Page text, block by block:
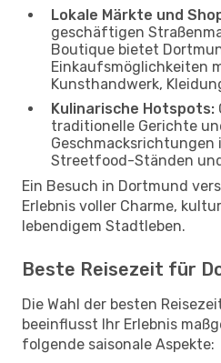
Lokale Märkte und
geschäftigen
Boutique bietet
Einkaufsmöglichkeiten
Kunsthandwerk,
Kulinarische Hotspots:
traditionelle Gerichte
Geschmacksrichtungen
Streetfood-Ständen
Ein Besuch in Dortmund
Erlebnis voller Charme,
lebendigem Stadtleben.
Beste Reisezeit für
Die Wahl der besten
beeinflusst Ihr Erlebnis
folgende saisonale Aspekte: